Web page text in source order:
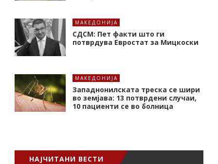
МАКЕДОНИЈА
СДСМ: Пет факти што ги
потврдува Евростат за Мицкоски
МАКЕДОНИЈА
Западнонилската треска се шири
во земјава: 13 потврдени случаи,
10 пациенти се во болница
НАЈЧИТАНИ ВЕСТИ